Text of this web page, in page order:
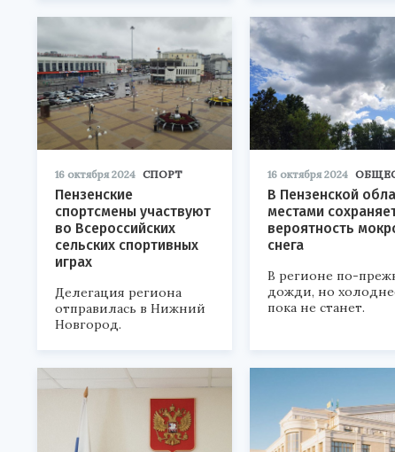
16 октября 2024 СПОРТ
Пензенские
спортсмены участвуют
во Всероссийских
сельских спортивных
играх
Делегация региона
отправилась в Нижний
Новгород.
16 октября 2024
В Пензенской
местами
вероятность
снега
В регионе по-
дожди, но
пока не станет.